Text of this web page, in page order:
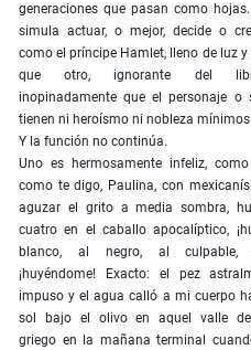
generaciones que pasan como
simula actuar, o mejor, decide o
como el príncipe Hamlet, lleno de luz y
que otro, ignorante del
inopinadamente que el personaje o
tienen ni heroísmo ni nobleza mínimos.
Y la función no continúa.
Uno es hermosamente infeliz,
como te digo, Paulina, con
aguzar el grito a media sombra,
cuatro en el caballo apocalíptico,
blanco, al negro, al culpable,
¡huyéndome! Exacto: el pez
impuso y el agua calló a mi cuerpo
sol bajo el olivo en aquel valle
griego en la mañana terminal